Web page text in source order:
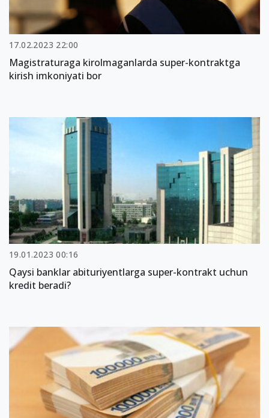
17.02.2023 22:00
Magistraturaga kirolmaganlarda super-kontraktga
kirish imkoniyati bor
19.01.2023 00:16
Qaysi banklar abituriyentlarga super-kontrakt uchun
kredit beradi?